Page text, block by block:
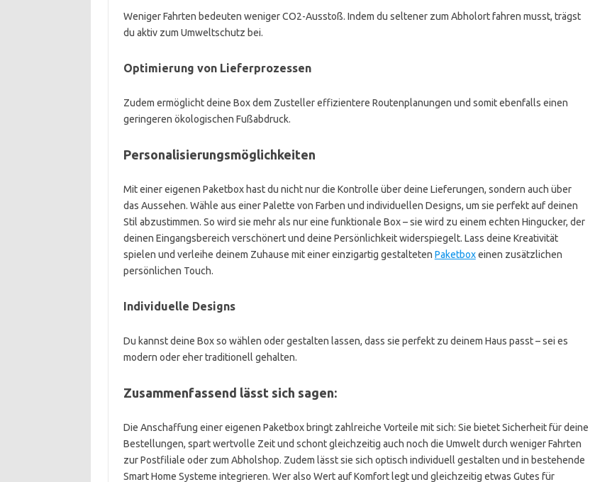
Weniger Fahrten bedeuten weniger CO2-Ausstoß. Indem du seltener zum Abholort fahren musst, trägst
du aktiv zum Umweltschutz bei.
Optimierung von Lieferprozessen
Zudem ermöglicht deine Box dem Zusteller effizientere Routenplanungen und somit ebenfalls einen
geringeren ökologischen Fußabdruck.
Personalisierungsmöglichkeiten
Mit einer eigenen Paketbox hast du nicht nur die Kontrolle über deine Lieferungen, sondern auch über
das Aussehen. Wähle aus einer Palette von Farben und individuellen Designs, um sie perfekt auf deinen
Stil abzustimmen. So wird sie mehr als nur eine funktionale Box – sie wird zu einem echten Hingucker, der
deinen Eingangsbereich verschönert und deine Persönlichkeit widerspiegelt. Lass deine Kreativität
spielen und verleihe deinem Zuhause mit einer einzigartig gestalteten Paketboxeinen zusätzlichen
persönlichen Touch.
Individuelle Designs
Du kannst deine Box so wählen oder gestalten lassen, dass sie perfekt zu deinem Haus passt – sei es
modern oder eher traditionell gehalten.
Zusammenfassend lässt sich sagen:
Die Anschaffung einer eigenen Paketbox bringt zahlreiche Vorteile mit sich: Sie bietet Sicherheit für deine
Bestellungen, spart wertvolle Zeit und schont gleichzeitig auch noch die Umwelt durch weniger Fahrten
zur Postfiliale oder zum Abholshop. Zudem lässt sie sich optisch individuell gestalten und in bestehende
Smart Home Systeme integrieren. Wer also Wert auf Komfort legt und gleichzeitig etwas Gutes für